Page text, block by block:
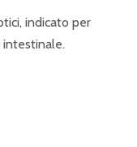
indicato per
intestinale.